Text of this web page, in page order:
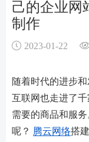
己的企业网
制作
2023-01-22
随着时代的进步
互联网也走进了
需要的商品和服
呢？
腾云网络搭